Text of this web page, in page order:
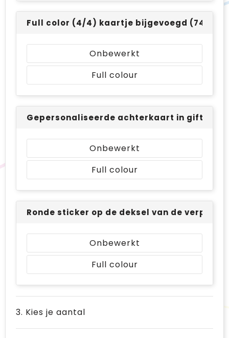
Full color (4/4) kaartje bijgevoegd (74 x
Onbewerkt
Full colour
Gepersonaliseerde achterkaart in giftbox
Onbewerkt
Full colour
Ronde sticker op de deksel van de
Onbewerkt
Full colour
3. Kies je aantal